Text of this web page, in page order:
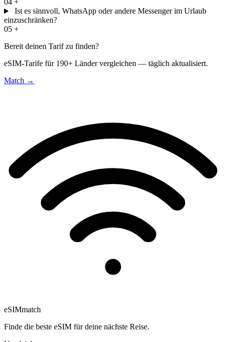
04 +
Ist es sinnvoll, WhatsApp oder andere Messenger im Urlaub
einzuschränken?
05 +
Bereit deinen Tarif zu finden?
eSIM-Tarife für 190+ Länder vergleichen — täglich aktualisiert.
Match →
eSIMmatch
Finde die beste eSIM für deine nächste Reise.